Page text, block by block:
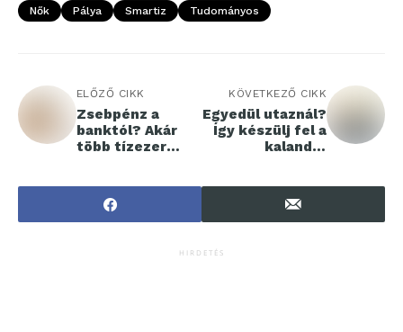
Nők Pálya Smartiz Tudományos
ELŐZŐ CIKK
Zsebpénz a
banktól? Akár
több tízezer
fiatalok az első
bankszámlájuk
mellé
KÖVETKEZŐ CIKK
Egyedül utaznál?
Így készülj fel a
kalandra
HIRDETÉS